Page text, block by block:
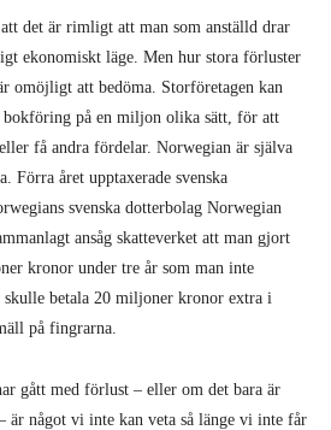
det är rimligt att man som anställd drar
ekonomiskt läge. Men hur stora förluster
omöjligt att bedöma. Storföretagen kan
bokföring på en miljon olika sätt, för att
få andra fördelar. Norwegian är själva
Förra året upptaxerade svenska
svenska dotterbolag Norwegian
ansåg skatteverket att man gjort
kronor under tre år som man inte
betala 20 miljoner kronor extra i
på fingrarna.
gått med förlust – eller om det bara är
är något vi inte kan veta så länge vi inte får